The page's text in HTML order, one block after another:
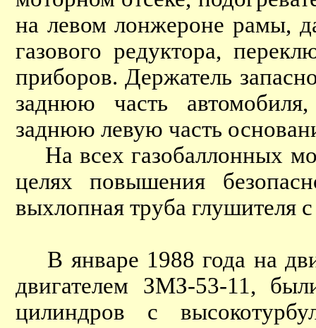
на левом лонжероне рамы,
газового редуктора,
приборов. Держатель
заднюю часть
заднюю левую часть
На всех газобаллонных
целях повышения
выхлопная труба глушителя
В январе 1988 года на
двигателем ЗМЗ-53-11,
цилиндров с